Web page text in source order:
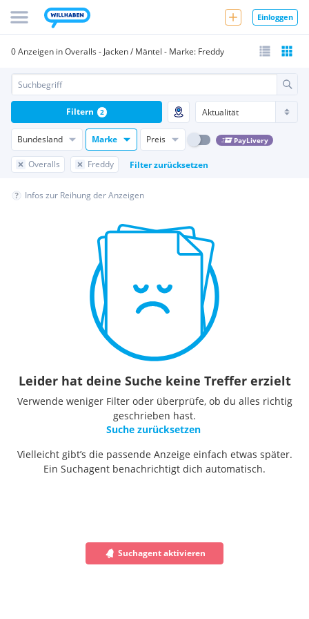
Einloggen
0 Anzeigen in Overalls - Jacken / Mäntel - Marke: Freddy
Bundesland Marke Preis PayLivery
Overalls Freddy Filter zurücksetzen
Filtern 2
Infos zur Reihung der Anzeigen
Leider hat deine Suche keine Treffer erzielt
Verwende weniger Filter oder überprüfe, ob du alles richtig
geschrieben hast.
Suche zurücksetzen
Vielleicht gibt’s die passende Anzeige einfach etwas später.
Ein Suchagent benachrichtigt dich automatisch.
Suchagent aktivieren